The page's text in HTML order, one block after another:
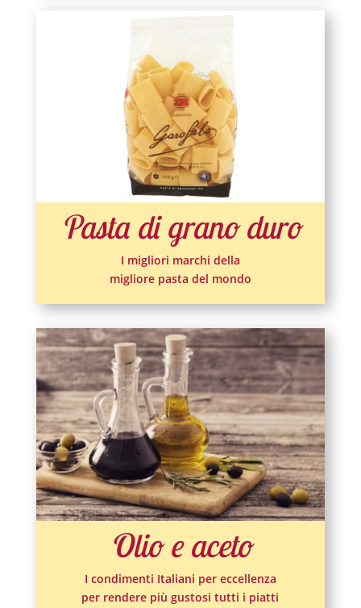
Pasta di grano duro
I migliori marchi della
migliore pasta del mondo
Olio e aceto
I condimenti Italiani per eccellenza
per rendere più gustosi tutti i piatti